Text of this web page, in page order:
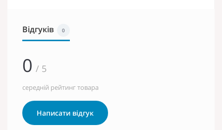
Відгуків 0
0 / 5
середній рейтинг товара
Написати відгук